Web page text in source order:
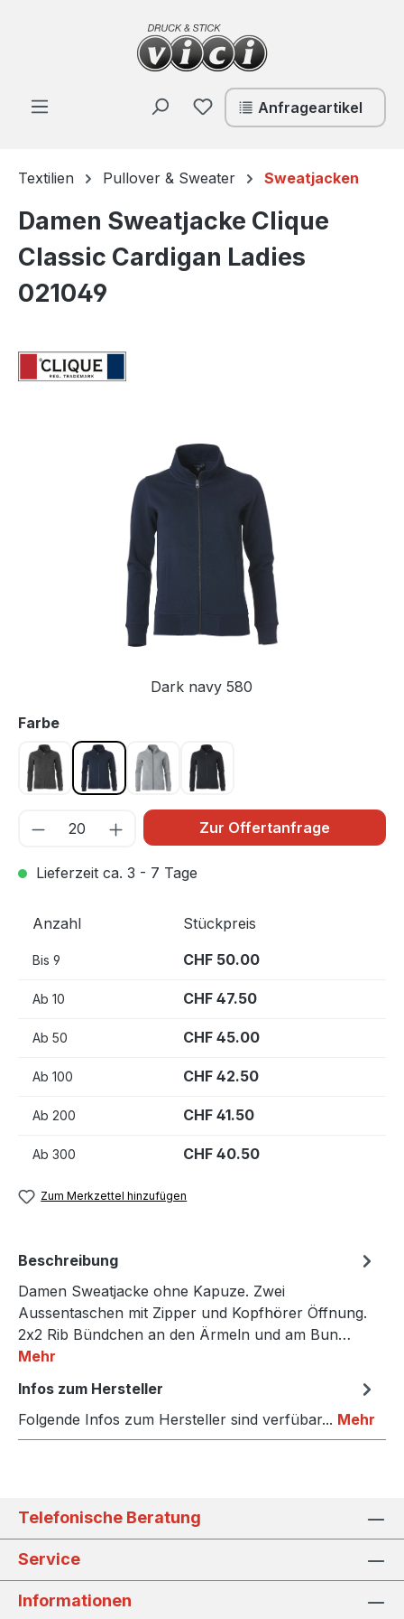
Zum Hauptinhalt springen
Du hast 0 Produkte auf
Anfrageartikel
Textilien Pullover & Sweater Sweatjacken
Damen Sweatjacke Clique
Classic Cardigan Ladies
021049
Bildergalerie überspringen
Dark navy 580
Farbeauswählen
Antrazit meliert 955
Dark navy 580Graumeliert 95Schwarz 99
Zur Offertanfrage
Lieferzeit ca. 3 - 7 Tage
Anzahl Stückpreis
Bis 9 CHF 50.00
Ab 10 CHF 47.50
Ab 50 CHF 45.00
Ab 100 CHF 42.50
Ab 200 CHF 41.50
Ab 300 CHF 40.50
Zum Merkzettel hinzufügen
Beschreibung
Damen Sweatjacke ohne Kapuze. Zwei
Aussentaschen mit Zipper und Kopfhörer Öffnung.
2x2 Rib Bündchen an den Ärmeln und am Bun…
Mehr
Infos zum Hersteller
Folgende Infos zum Hersteller sind verfübar... Mehr
Telefonische Beratung
Service
Informationen